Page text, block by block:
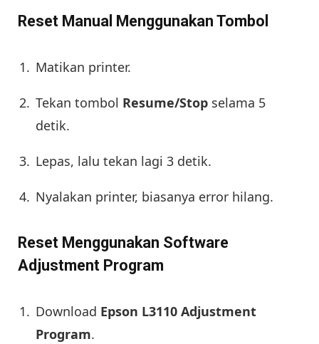
Reset Manual Menggunakan Tombol
Matikan printer.
Tekan tombol Resume/Stop selama 5
detik.
Lepas, lalu tekan lagi 3 detik.
Nyalakan printer, biasanya error hilang.
Reset Menggunakan Software
Adjustment Program
Download Epson L3110 Adjustment
Program.